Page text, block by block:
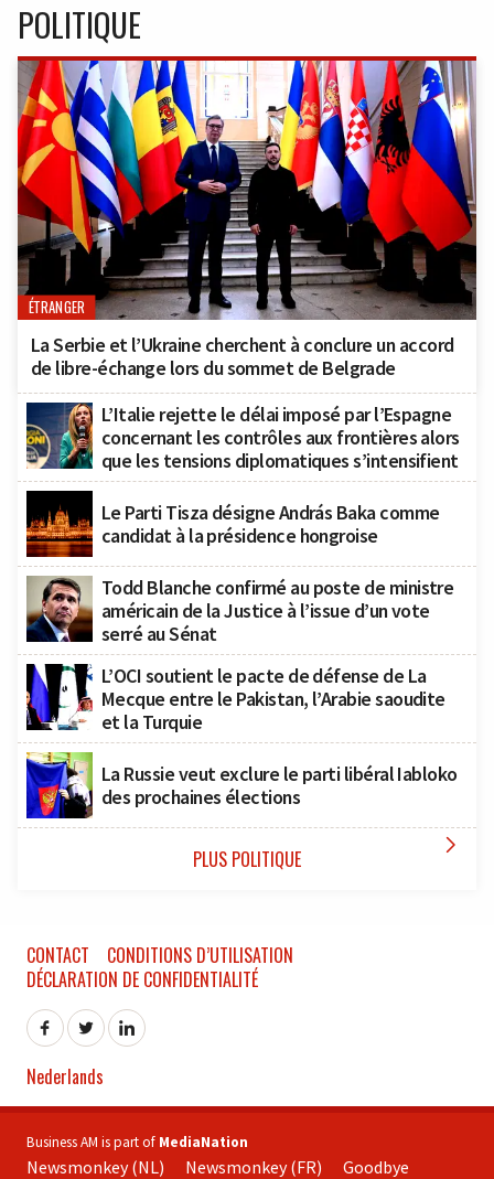
POLITIQUE
ÉTRANGER
La Serbie et l’Ukraine cherchent à conclure un accord
de libre-échange lors du sommet de Belgrade
L’Italie rejette le délai imposé par l’Espagne
concernant les contrôles aux frontières alors
que les tensions diplomatiques s’intensifient
Le Parti Tisza désigne András Baka comme
candidat à la présidence hongroise
Todd Blanche confirmé au poste de ministre
américain de la Justice à l’issue d’un vote
serré au Sénat
L’OCI soutient le pacte de défense de La
Mecque entre le Pakistan, l’Arabie saoudite
et la Turquie
La Russie veut exclure le parti libéral Iabloko
des prochaines élections
PLUS POLITIQUE 
CONTACT
CONDITIONS D’UTILISATION
DÉCLARATION DE CONFIDENTIALITÉ
Nederlands
Business AM is part of MediaNation
Newsmonkey (NL) Newsmonkey (FR) Goodbye